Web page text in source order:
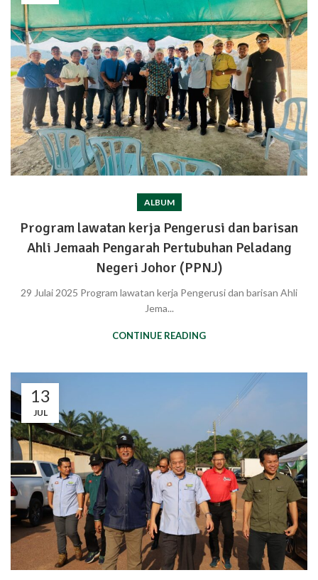
ALBUM
Program lawatan kerja Pengerusi dan barisan
Ahli Jemaah Pengarah Pertubuhan Peladang
Negeri Johor (PPNJ)
29 Julai 2025 Program lawatan kerja Pengerusi dan barisan Ahli
Jema...
CONTINUE READING
13
JUL